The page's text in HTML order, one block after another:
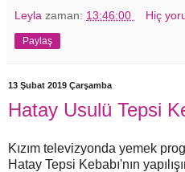
Leyla zaman: 13:46:00 Hiç
Paylaş
13 Şubat 2019 Çarşamba
Hatay Usulü Tepsi
Kızım televizyonda yemek
Hatay Tepsi Kebabı'nın